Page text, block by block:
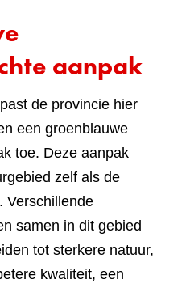
aanpak
de provincie hier
een groenblauwe
toe. Deze aanpak
zelf als de
Verschillende
samen in dit gebied
tot sterkere natuur,
kwaliteit, een